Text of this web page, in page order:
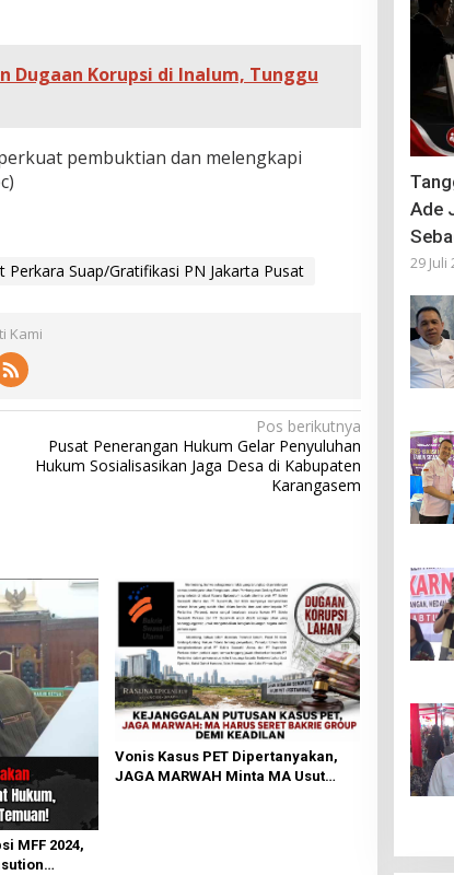
Dugaan Korupsi di Inalum, Tunggu
pembuktian dan melengkapi
Suap/Gratifikasi PN Jakarta Pusat
Kami
Pos berikutnya
Pusat Penerangan Hukum Gelar Penyuluhan
Hukum Sosialisasikan Jaga Desa di Kabupaten
Karangasem
MFF 2024,
Vonis Kasus PET Dipertanyakan,
JAGA MARWAH Minta MA Usut
Ade
29 Juli